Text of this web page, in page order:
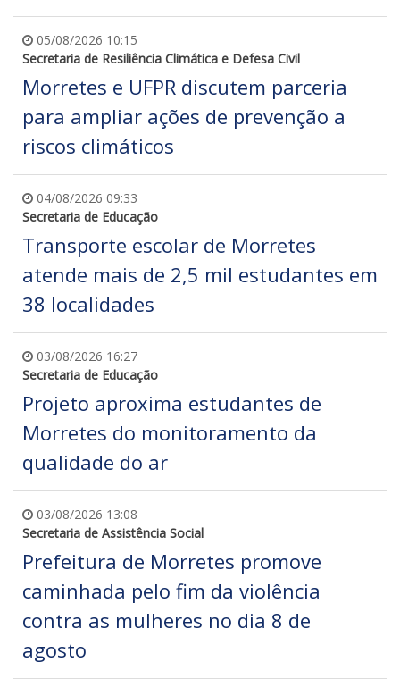
05/08/2026 10:15
Secretaria de Resiliência Climática e Defesa Civil
Morretes e UFPR discutem parceria
para ampliar ações de prevenção a
riscos climáticos
04/08/2026 09:33
Secretaria de Educação
Transporte escolar de Morretes
atende mais de 2,5 mil estudantes em
38 localidades
03/08/2026 16:27
Secretaria de Educação
Projeto aproxima estudantes de
Morretes do monitoramento da
qualidade do ar
03/08/2026 13:08
Secretaria de Assistência Social
Prefeitura de Morretes promove
caminhada pelo fim da violência
contra as mulheres no dia 8 de
agosto